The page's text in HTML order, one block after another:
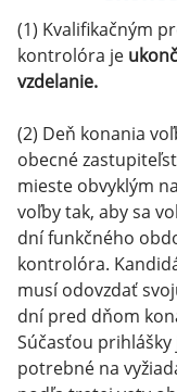
(1) Kvalifikačným
kontrolóra je
vzdelanie.
(2) Deň konania
obecné
mieste obvyklým
voľby tak, aby sa
dní funkčného
kontrolóra.
musí odovzdať
dní pred dňom
Súčasťou
potrebné na